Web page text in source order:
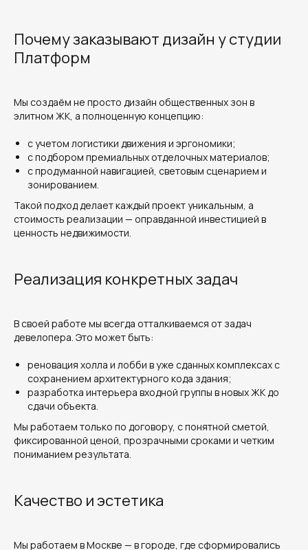
Почему заказывают дизайн у студии
Платформ
Мы создаём не просто дизайн общественных зон в
элитном ЖК, а полноценную концепцию:
с учетом логистики движения и эргономики;
с подбором премиальных отделочных материалов;
с продуманной навигацией, световым сценарием и
зонированием.
Такой подход делает каждый проект уникальным, а
стоимость реализации — оправданной инвестицией в
ценность недвижимости.
Реализация конкретных задач
В своей работе мы всегда отталкиваемся от задач
девелопера. Это может быть:
реновация холла и лобби в уже сданных комплексах с
сохранением архитектурного кода здания;
разработка интерьера входной группы в новых ЖК до
сдачи объекта.
Мы работаем только по договору, с понятной сметой,
фиксированной ценой, прозрачными сроками и четким
пониманием результата.
Качество и эстетика
Мы работаем в Москве — в городе, где сформировались